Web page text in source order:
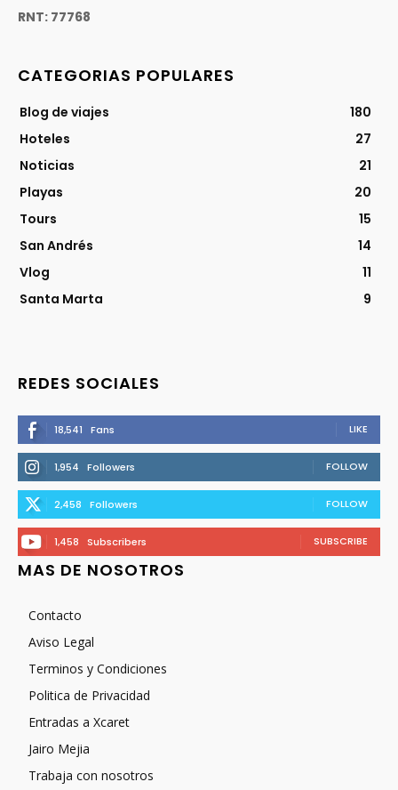
RNT: 77768
CATEGORIAS POPULARES
Blog de viajes
180
Hoteles
27
Noticias
21
Playas
20
Tours
15
San Andrés
14
Vlog
11
Santa Marta
9
REDES SOCIALES
18,541 Fans LIKE
1,954 Followers FOLLOW
2,458 Followers FOLLOW
1,458 Subscribers SUBSCRIBE
MAS DE NOSOTROS
Contacto
Aviso Legal
Terminos y Condiciones
Politica de Privacidad
Entradas a Xcaret
Jairo Mejia
Trabaja con nosotros